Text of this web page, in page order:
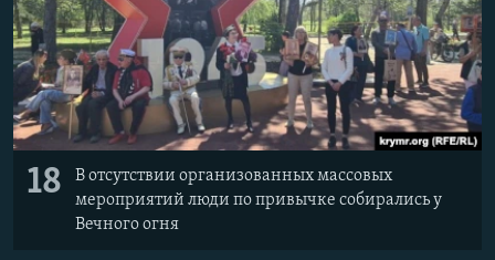
18
В отсутствии организованных массовых
мероприятий люди по привычке собирались у
Вечного огня